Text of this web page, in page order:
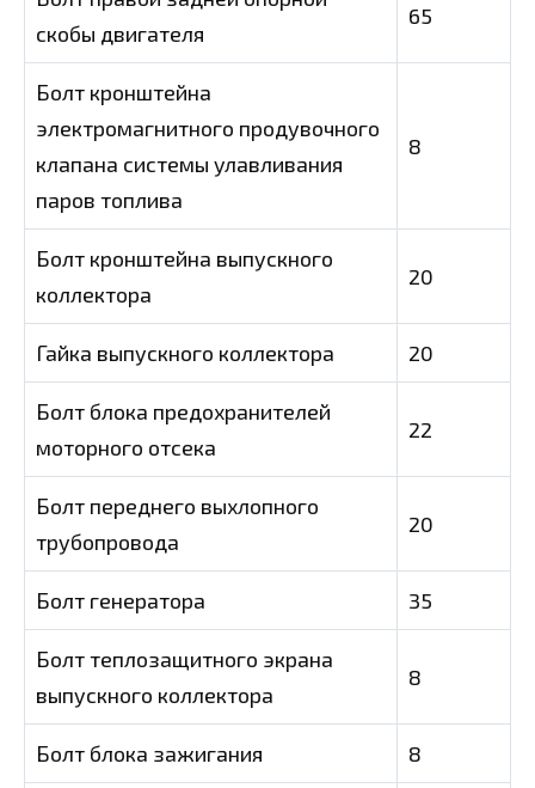
скобы двигателя
65
Болт кронштейна
электромагнитного продувочного
клапана системы улавливания
паров топлива
8
Болт кронштейна выпускного
коллектора
20
Гайка выпускного коллектора 20
Болт блока предохранителей
моторного отсека
22
Болт переднего выхлопного
трубопровода
20
Болт генератора 35
Болт теплозащитного экрана
выпускного коллектора
8
Болт блока зажигания 8